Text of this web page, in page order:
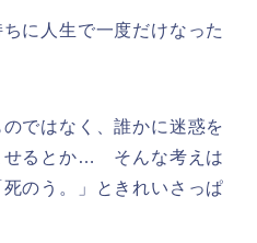
に人生で一度だけなった
ではなく、誰かに迷惑を
せるとか… そんな考えは
のう。」ときれいさっぱ